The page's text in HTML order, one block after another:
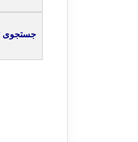
جستجوی